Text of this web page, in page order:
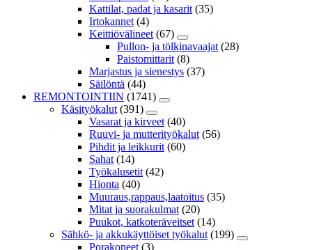
Kattilat, padat ja kasarit (35)
Irtokannet (4)
Keittiövälineet (67)
Pullon- ja tölkinavaajat (28)
Paistomittarit (8)
Marjastus ja sienestys (37)
Säilöntä (44)
REMONTOINTIIN (1741)
Käsityökalut (391)
Vasarat ja kirveet (40)
Ruuvi- ja mutterityökalut (56)
Pihdit ja leikkurit (60)
Sahat (14)
Työkalusetit (42)
Hionta (40)
Muuraus,rappaus,laatoitus (35)
Mitat ja suorakulmat (20)
Puukot, katkoteräveitset (14)
Sähkö- ja akkukäyttöiset työkalut (199)
Porakoneet (3)